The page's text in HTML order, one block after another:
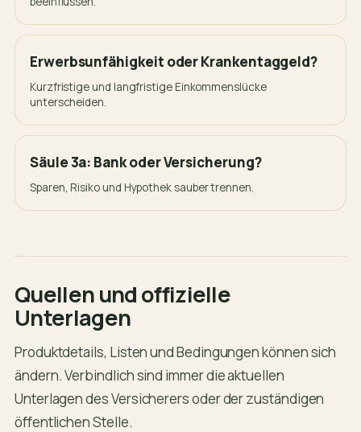
Erwerbsunfähigkeit oder Krankentaggeld?
Kurzfristige und langfristige Einkommenslücke
unterscheiden.
Säule 3a: Bank oder Versicherung?
Sparen, Risiko und Hypothek sauber trennen.
Quellen und offizielle
Unterlagen
Produktdetails, Listen und Bedingungen können sich
ändern. Verbindlich sind immer die aktuellen
Unterlagen des Versicherers oder der zuständigen
öffentlichen Stelle.